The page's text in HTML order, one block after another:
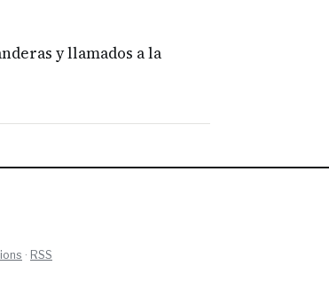
y llamados a la
· RSS